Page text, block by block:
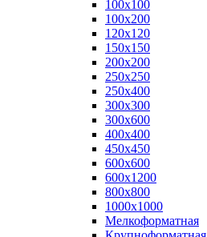
100х100
100х200
120х120
150х150
200х200
250х250
250х400
300х300
300х600
400х400
450х450
600х600
600х1200
800х800
1000х1000
Мелкоформатная